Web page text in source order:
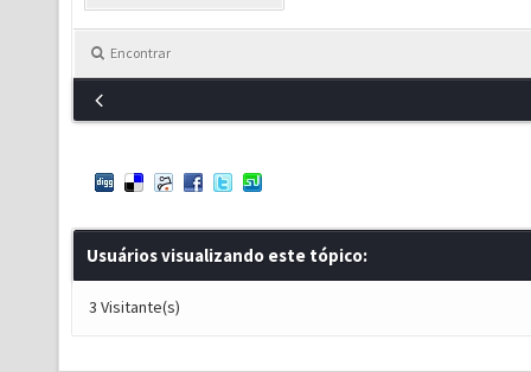
Encontrar
Usuários visualizando este tópico:
3 Visitante(s)